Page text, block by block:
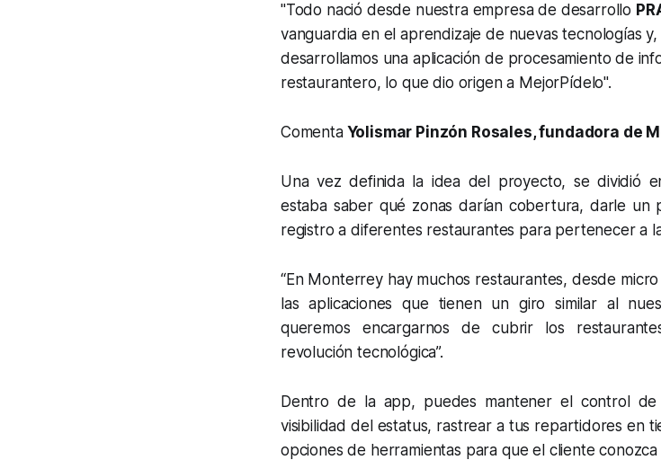
"Todo nació desde nuestra empresa de desarrollo
vanguardia en el aprendizaje de nuevas tecnologías
desarrollamos una aplicación de procesamiento de
restaurantero, lo que dio origen a MejorPídelo".
ComentaYolismar Pinzón Rosales, fundadora de
Una vez definida la idea del proyecto, se dividió
estaba saber qué zonas darían cobertura, darle un
registro a diferentes restaurantes para pertenecer a
“En Monterrey hay muchos restaurantes, desde
las aplicaciones que tienen un giro similar al
queremos encargarnos de cubrir los
revolución tecnológica”.
Dentro de la app, puedes mantener el control de
visibilidad del estatus, rastrear a tus repartidores en
opciones de herramientas para que el cliente conozca